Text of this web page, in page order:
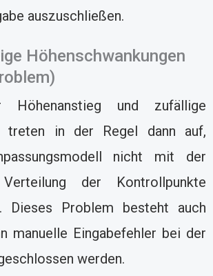
auszuschließen.
Höhenschwankungen
Höhenanstieg und zufällige
treten in der Regel dann auf,
nicht mit der
der Kontrollpunkte
Dieses Problem besteht auch
manuelle Eingabefehler bei der
werden.